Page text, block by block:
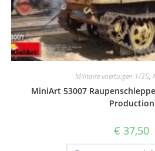
Militaire voertuigen 1/35,
MiniArt 53007
Production
€ 37,50